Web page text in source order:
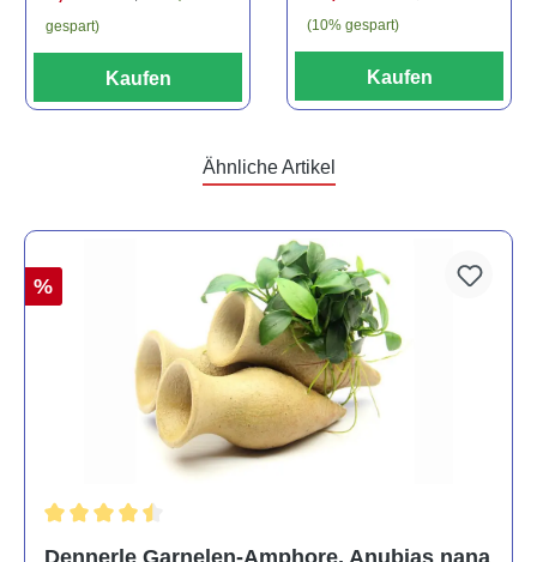
gespart)
Kaufen
(10% gespart)
Kaufen
Ähnliche Artikel
%
Dennerle Garnelen-Amphore, Anubias nana